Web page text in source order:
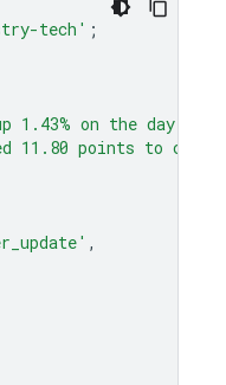
tech' ;
1.43% on the day'
11.80 points to
,